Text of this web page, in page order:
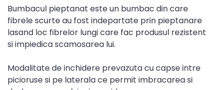
Bumbacul pieptanat este un bumbac din care
fibrele scurte au fost indepartate prin pieptanare
lasand loc fibrelor lungi care fac produsul rezistent
si impiedica scamosarea lui.
Modalitate de inchidere prevazuta cu capse intre
picioruse si pe laterala ce permit imbracarea si